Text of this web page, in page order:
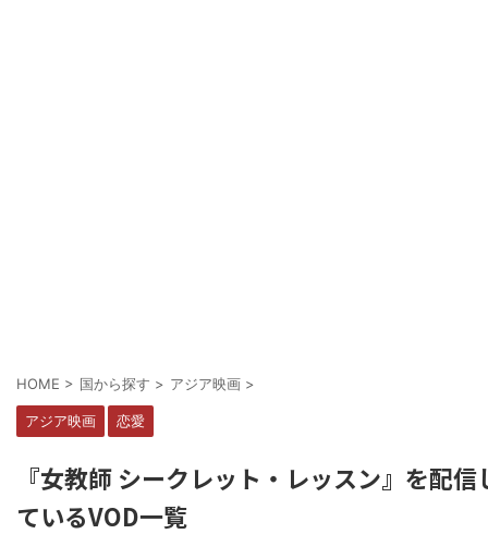
HOME > 国から探す > アジア映画 >
アジア映画 恋愛
『女教師 シークレット・レッスン』を配信
ているVOD一覧